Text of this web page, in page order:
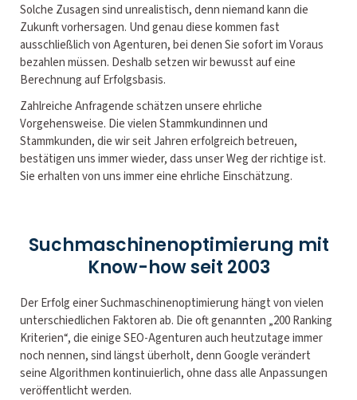
Solche Zusagen sind unrealistisch, denn niemand kann die
Zukunft vorhersagen. Und genau diese kommen fast
ausschließlich von Agenturen, bei denen Sie sofort im Voraus
bezahlen müssen. Deshalb setzen wir bewusst auf eine
Berechnung auf Erfolgsbasis.
Zahlreiche Anfragende schätzen unsere ehrliche
Vorgehensweise. Die vielen Stammkundinnen und
Stammkunden, die wir seit Jahren erfolgreich betreuen,
bestätigen uns immer wieder, dass unser Weg der richtige ist.
Sie erhalten von uns immer eine ehrliche Einschätzung.
Suchmaschinenoptimierung mit
Know-how seit 2003
Der Erfolg einer Suchmaschinenoptimierung hängt von vielen
unterschiedlichen Faktoren ab. Die oft genannten „200 Ranking
Kriterien“, die einige SEO-Agenturen auch heutzutage immer
noch nennen, sind längst überholt, denn Google verändert
seine Algorithmen kontinuierlich, ohne dass alle Anpassungen
veröffentlicht werden.